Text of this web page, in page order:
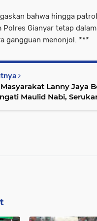
bahwa hingga
Polres Gianyar tetap
gangguan menonjol. ***
Lanny Jaya
Maulid Nabi,